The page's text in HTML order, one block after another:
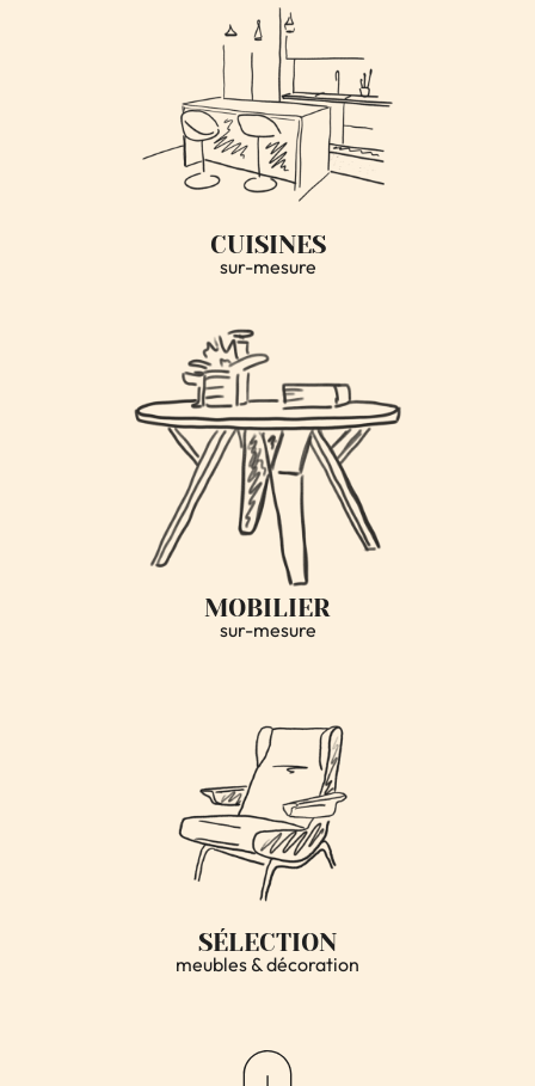
CUISINES
sur-mesure
MOBILIER
sur-mesure
SÉLECTION
meubles & décoration